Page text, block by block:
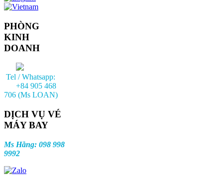
PHÒNG
KINH
DOANH
Tel / Whatsapp:
+84 905 468
706 (Ms LOAN)
DỊCH VỤ VÉ
MÁY BAY
Ms Hằng: 098 998
9992